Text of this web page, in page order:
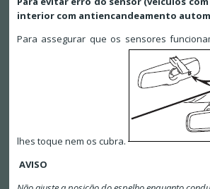
interior com antiencandeamento
Para assegurar que os sensores
lhes toque nem os cubra.
AVISO